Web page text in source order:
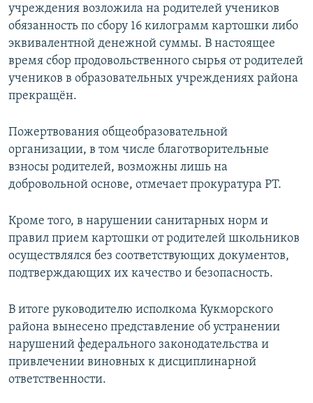
учреждения возложила на родителей учеников
обязанность по сбору 16 килограмм картошки либо
эквивалентной денежной суммы. В настоящее
время сбор продовольственного сырья от родителей
учеников в образовательных учреждениях района
прекращён.
Пожертвования общеобразовательной
организации, в том числе благотворительные
взносы родителей, возможны лишь на
добровольной основе, отмечает прокуратура РТ.
Кроме того, в нарушении санитарных норм и
правил прием картошки от родителей школьников
осуществлялся без соответствующих документов,
подтверждающих их качество и безопасность.
В итоге руководителю исполкома Кукморского
района вынесено представление об устранении
нарушений федерального законодательства и
привлечении виновных к дисциплинарной
ответственности.